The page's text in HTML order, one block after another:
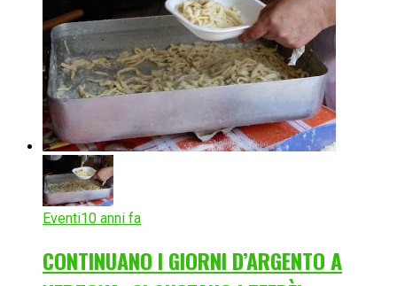
Eventi10 anni fa
CONTINUANO I GIORNI D’ARGENTO A